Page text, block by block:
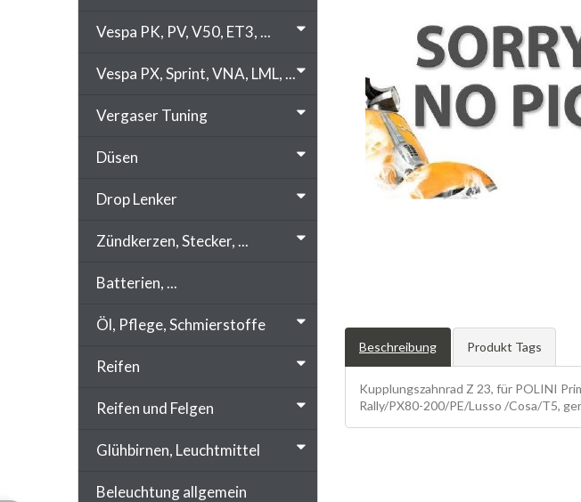
Beschreibung Produkt Tags
Kupplungszahnrad Z 23, für POLINI
Rally/PX80-200/PE/Lusso /Cosa/T5,
Vespa PK, PV, V50, ET3, ...
Vespa PX, Sprint, VNA, LML, ...
Vergaser Tuning
Düsen
Drop Lenker
Zündkerzen, Stecker, ...
Batterien, ...
Öl, Pflege, Schmierstoffe
Reifen
Reifen und Felgen
Glühbirnen, Leuchtmittel
Beleuchtung allgemein